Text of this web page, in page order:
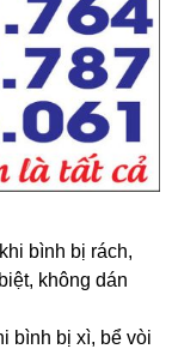
bình bị rách,
không dán
bình bị xì, bể vòi